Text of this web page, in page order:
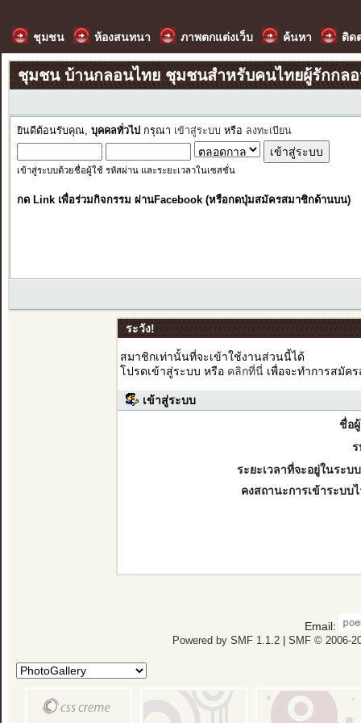
ชุมชน ห้องสนทนา ภาพตกแต่งเว็บ ค้นหา ติด
ชุมชน บ้านกลอนไทย ชุมชนสำหรับคนไทยผู้รักกล
ยินดีต้อนรับคุณ, บุคคลทั่วไป กรุณา เข้าสู่ระบบ หรือ ลงทะเบียน
เข้าสู่ระบบด้วยชื่อผู้ใช้ รหัสผ่าน และระยะเวลาในเซสชั่น
กด Link เพื่อร่วมกิจกรรม ผ่านFacebook (หรือกดปุ่มสมัครสมาชิกด้านบน)
ระวัง!
สมาชิกเท่านั้นที่จะเข้าใช้งานส่วนนี้ได้
โปรดเข้าสู่ระบบ หรือ คลิกที่นี่เพื่อจะทำการสมัค
เข้าสู่ระบบ
ชื่อ
ระยะเวลาที่จะอยู่ในระบ
คงสถานะการเข้าระบบ
Email:
Powered by SMF 1.1.2| SMF © 2006-